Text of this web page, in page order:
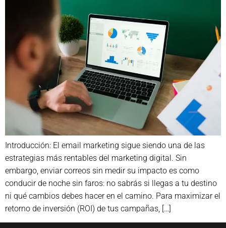
Introducción: El email marketing sigue siendo una de las
estrategias más rentables del marketing digital. Sin
embargo, enviar correos sin medir su impacto es como
conducir de noche sin faros: no sabrás si llegas a tu destino
ni qué cambios debes hacer en el camino. Para maximizar el
retorno de inversión (ROI) de tus campañas, […]